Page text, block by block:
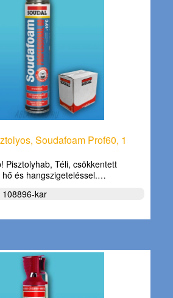
Soudafoam Prof60, 1
Pisztolyhab, Téli, csökkentett
hő és hangszigeteléssel.…
108896-kar